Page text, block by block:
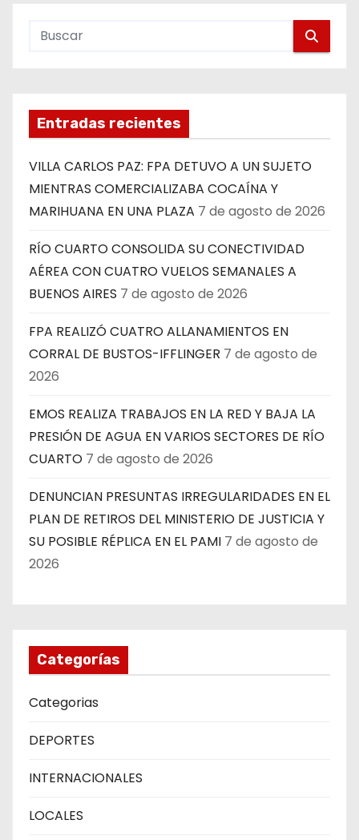
Entradas recientes
VILLA CARLOS PAZ: FPA DETUVO A UN SUJETO
MIENTRAS COMERCIALIZABA COCAÍNA Y
MARIHUANA EN UNA PLAZA 7 de agosto de 2026
RÍO CUARTO CONSOLIDA SU CONECTIVIDAD
AÉREA CON CUATRO VUELOS SEMANALES A
BUENOS AIRES 7 de agosto de 2026
FPA REALIZÓ CUATRO ALLANAMIENTOS EN
CORRAL DE BUSTOS-IFFLINGER 7 de agosto de
2026
EMOS REALIZA TRABAJOS EN LA RED Y BAJA LA
PRESIÓN DE AGUA EN VARIOS SECTORES DE RÍO
CUARTO 7 de agosto de 2026
DENUNCIAN PRESUNTAS IRREGULARIDADES EN EL
PLAN DE RETIROS DEL MINISTERIO DE JUSTICIA Y
SU POSIBLE RÉPLICA EN EL PAMI 7 de agosto de
2026
Categorías
Categorias
DEPORTES
INTERNACIONALES
LOCALES